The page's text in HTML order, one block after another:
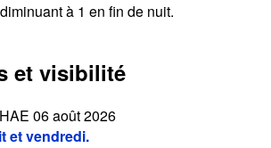
à 1 en fin de nuit.
et visibilité
06 août 2026
et vendredi.